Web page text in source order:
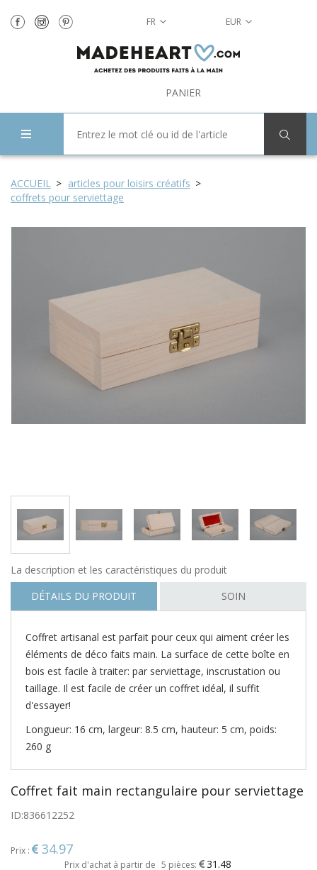
FR EUR
PANIER
ACCUEIL
articles pour loisirs créatifs
coffrets pour serviettage
La description et les caractéristiques du produit
DÉTAILS DU PRODUIT
SOIN
Coffret artisanal est parfait pour ceux qui aiment créer les
éléments de déco faits main. La surface de cette boîte en
bois est facile à traiter: par serviettage, inscrustation ou
taillage. Il est facile de créer un coffret idéal, il suffit
d'essayer!
Longueur: 16 cm, largeur: 8.5 cm, hauteur: 5 cm, poids:
260 g
Coffret fait main rectangulaire pour serviettage
ID:836612252
Prix : 34.97
Prix d'achat à partir de 5 pièces: 31.48